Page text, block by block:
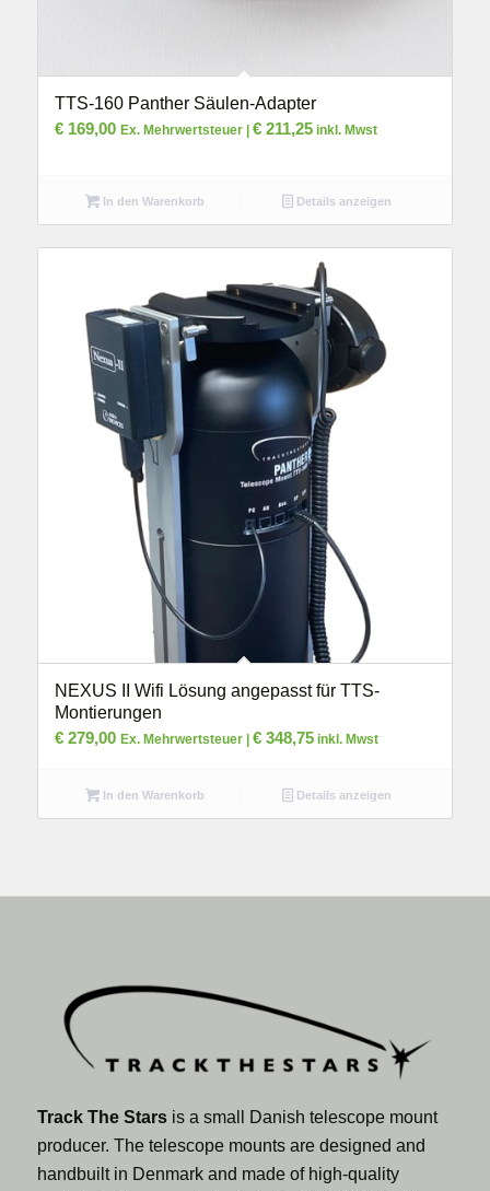
TTS-160 Panther Säulen-Adapter
€169,00 Ex. Mehrwertsteuer | €211,25inkl. Mwst
In den Warenkorb Details anzeigen
NEXUS II Wifi Lösung angepasst für TTS-
Montierungen
€279,00 Ex. Mehrwertsteuer | €348,75inkl. Mwst
In den Warenkorb Details anzeigen
Track The Starsis a small Danish telescope mount
producer. The telescope mounts are designed and
handbuilt in Denmark and made of high-quality